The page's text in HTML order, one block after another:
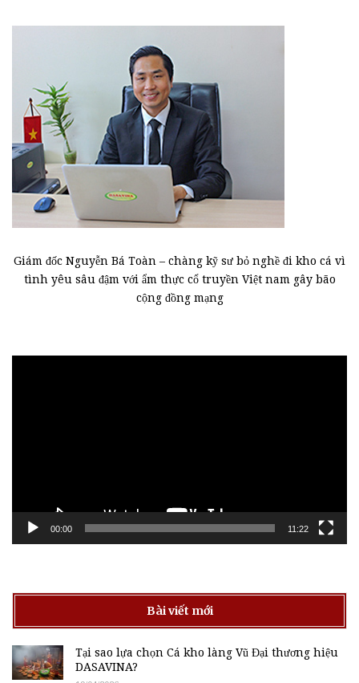
Giám đốc Nguyễn Bá Toàn – chàng kỹ sư bỏ nghề đi kho cá vì
tình yêu sâu đậm với ẩm thực cổ truyền Việt nam gây bão
cộng đồng mạng
00:00 11:22
Bài viết mới
Tại sao lựa chọn Cá kho làng Vũ Đại thương hiệu
DASAVINA?